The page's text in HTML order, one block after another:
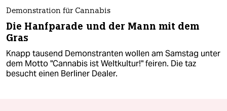
Demonstration für Cannabis
Die Hanfparade und der Mann mit dem
Gras
Knapp tausend Demonstranten wollen am Samstag unter
dem Motto "Cannabis ist Weltkultur!" feiren. Die taz
besucht einen Berliner Dealer.